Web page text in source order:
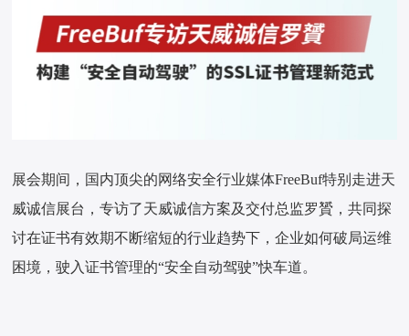
展会期间，国内顶尖的网络安全行业媒体FreeBuf特别走进天
威诚信展台，专访了天威诚信方案及交付总监罗贇，共同探
讨在证书有效期不断缩短的行业趋势下，企业如何破局运维
困境，驶入证书管理的“安全自动驾驶”快车道。